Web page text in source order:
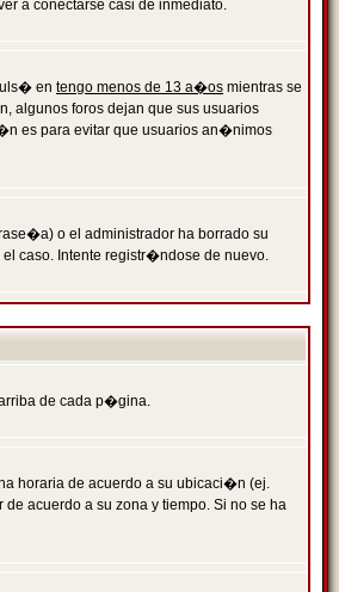
a conectarse casi de inmediato.
en tengo menos de 13 a�os mientras se
algunos foros dejan que sus usuarios
es para evitar que usuarios an�nimos
o el administrador ha borrado su
caso. Intente registr�ndose de nuevo.
de cada p�gina.
horaria de acuerdo a su ubicaci�n (ej.
acuerdo a su zona y tiempo. Si no se ha